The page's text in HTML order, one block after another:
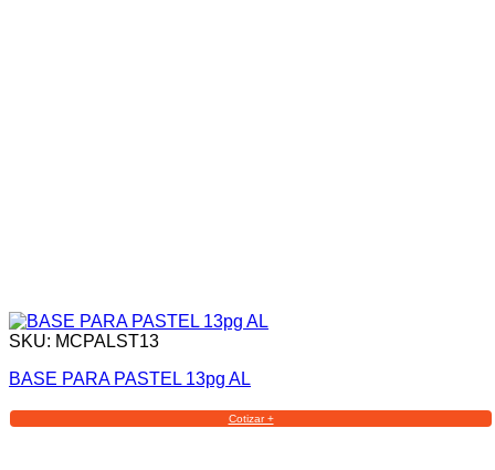
SKU: MCPALST13
BASE PARA PASTEL 13pg AL
Cotizar +